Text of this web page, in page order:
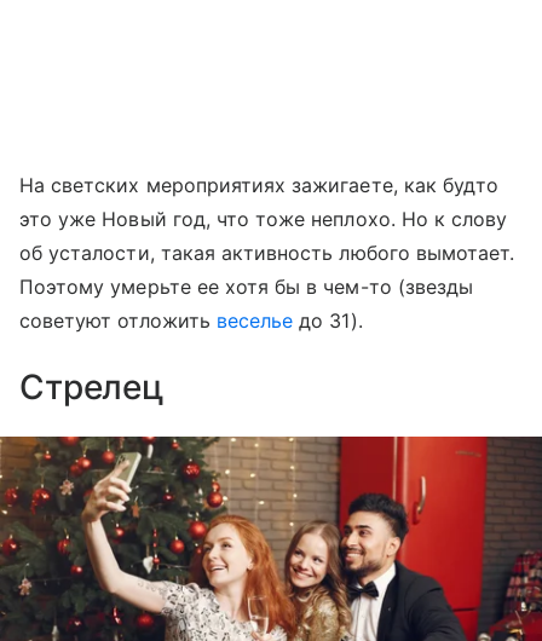
На светских мероприятиях зажигаете, как будто
это уже Новый год, что тоже неплохо. Но к слову
об усталости, такая активность любого вымотает.
Поэтому умерьте ее хотя бы в чем-то (звезды
советуют отложить веселье до 31).
Стрелец